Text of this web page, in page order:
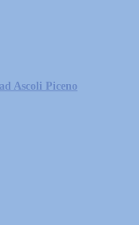
Ascoli Piceno